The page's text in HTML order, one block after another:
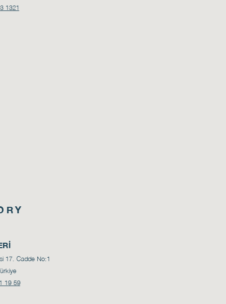
1321
17. Cadde No:1
19 59